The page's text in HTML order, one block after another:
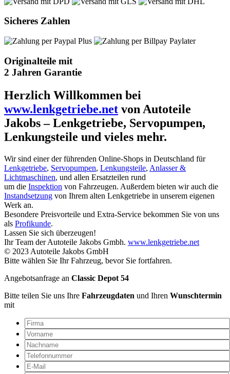
Sicheres Zahlen
Originalteile mit
2 Jahren Garantie
Herzlich Willkommen bei
www.lenkgetriebe.net von Autoteile
Jakobs – Lenkgetriebe, Servopumpen,
Lenkungsteile und vieles mehr.
Wir sind einer der führenden Online-Shops in Deutschland für
Lenkgetriebe, Servopumpen, Lenkungsteile, Anlasser &
Lichtmaschinen, und allen Ersatzteilen rund
um die Inspektion von Fahrzeugen. Außerdem bieten wir auch die
Instandsetzung von Ihrem alten Lenkgetriebe in unserem eigenen
Werk an.
Besondere Preisvorteile und Extra-Service bekommen Sie von uns
als Profikunde.
Lassen Sie sich überzeugen!
Ihr Team der Autoteile Jakobs Gmbh. www.lenkgetriebe.net
© 2023 Autoteile Jakobs GmbH
Bitte wählen Sie Ihr Fahrzeug, bevor Sie fortfahren.
Angebotsanfrage an Classic Depot 54
Bitte teilen Sie uns Ihre Fahrzeugdaten und Ihren Wunschtermin
mit